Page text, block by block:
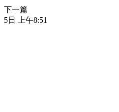
下一篇
5日 上午8:51